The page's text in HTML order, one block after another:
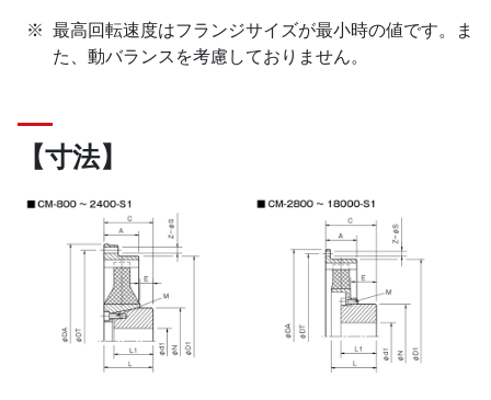
最高回転速度はフランジサイズが最小時の値です。ま
た、動バランスを考慮しておりません。
【寸法】